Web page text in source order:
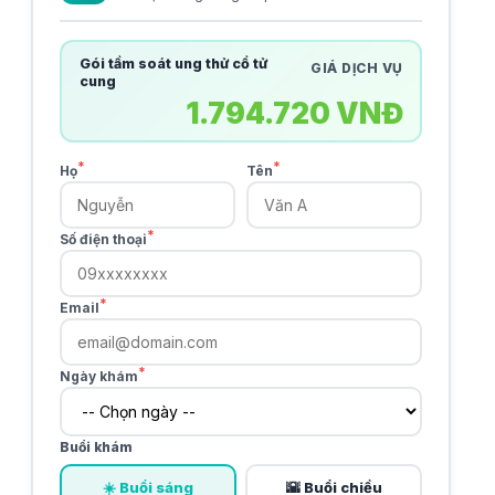
Gói tầm soát ung thử cổ tử
cung
GIÁ DỊCH VỤ
1.794.720 VNĐ
Họ* Tên*
Số điện thoại*
Email*
Ngày khám*
Buổi khám
☀️ Buổi sáng 🌇 Buổi chiều